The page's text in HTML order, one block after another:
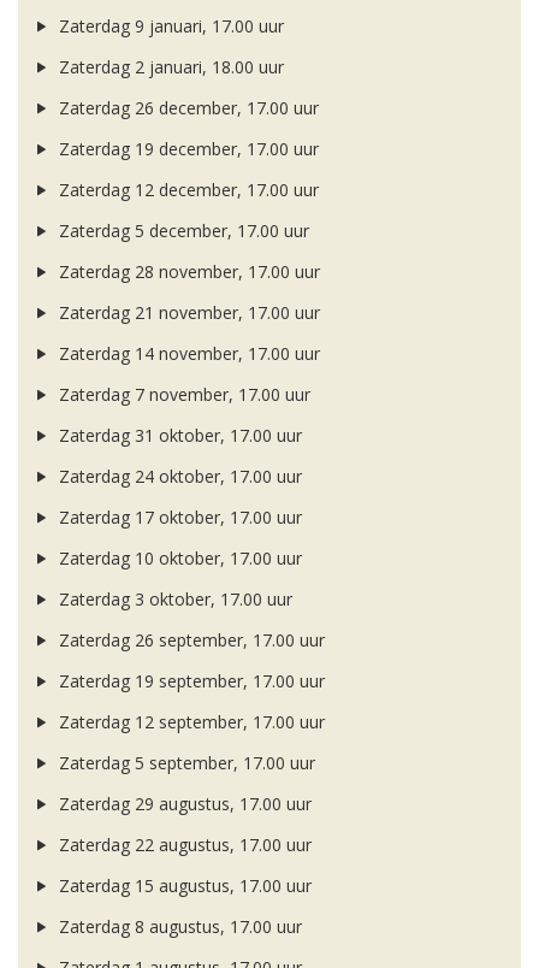
Zaterdag 9 januari, 17.00 uur
Zaterdag 2 januari, 18.00 uur
Zaterdag 26 december, 17.00 uur
Zaterdag 19 december, 17.00 uur
Zaterdag 12 december, 17.00 uur
Zaterdag 5 december, 17.00 uur
Zaterdag 28 november, 17.00 uur
Zaterdag 21 november, 17.00 uur
Zaterdag 14 november, 17.00 uur
Zaterdag 7 november, 17.00 uur
Zaterdag 31 oktober, 17.00 uur
Zaterdag 24 oktober, 17.00 uur
Zaterdag 17 oktober, 17.00 uur
Zaterdag 10 oktober, 17.00 uur
Zaterdag 3 oktober, 17.00 uur
Zaterdag 26 september, 17.00 uur
Zaterdag 19 september, 17.00 uur
Zaterdag 12 september, 17.00 uur
Zaterdag 5 september, 17.00 uur
Zaterdag 29 augustus, 17.00 uur
Zaterdag 22 augustus, 17.00 uur
Zaterdag 15 augustus, 17.00 uur
Zaterdag 8 augustus, 17.00 uur